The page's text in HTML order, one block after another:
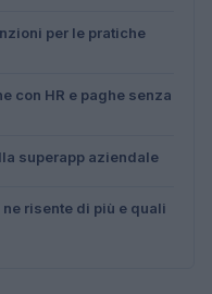
per le pratiche
con HR e paghe senza
superapp aziendale
risente di più e quali